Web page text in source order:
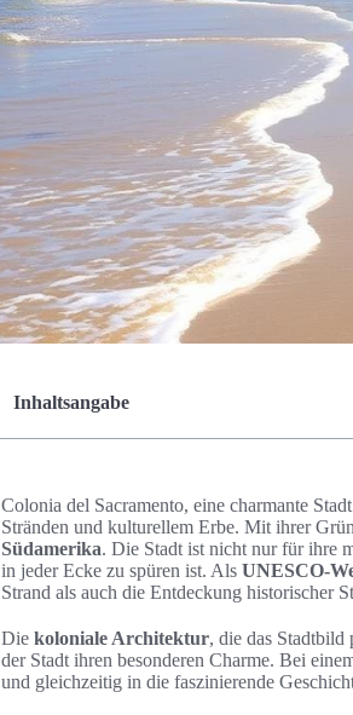
Inhaltsangabe
Colonia del Sacramento, eine charmante
Stränden und kulturellem Erbe. Mit ihrer
Südamerika. Die Stadt ist nicht nur für ihre
in jeder Ecke zu spüren ist. Als UNESCO-
Strand als auch die Entdeckung historischer
Die koloniale Architektur, die das Stadtbild
der Stadt ihren besonderen Charme. Bei
und gleichzeitig in die faszinierende